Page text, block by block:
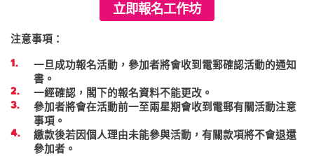
立即報名工作坊
注意事項：
一旦成功報名活動，參加者將會收到電郵確認活動的通知
書。
一經確認，閣下的報名資料不能更改。
參加者將會在活動前一至兩星期會收到電郵有關活動注意
事項。
繳款後若因個人理由未能參與活動，有關款項將不會退還
參加者。